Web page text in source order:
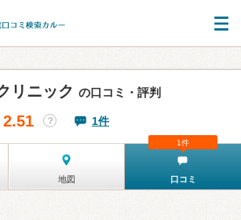
リニック の口コミ・評判
2.51 ？ 1件
地図 口コミ
1件